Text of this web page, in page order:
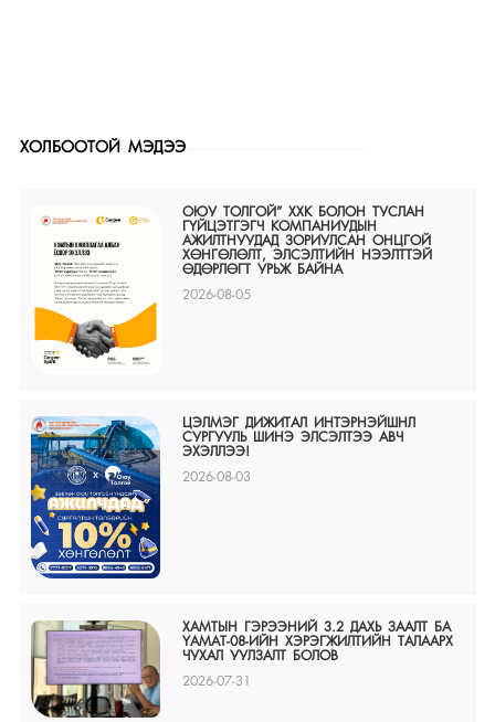
ХОЛБООТОЙ МЭДЭЭ
ОЮУ ТОЛГОЙ” ХХК БОЛОН ТУСЛАН
ГҮЙЦЭТГЭГЧ КОМПАНИУДЫН
АЖИЛТНУУДАД ЗОРИУЛСАН ОНЦГОЙ
ХӨНГӨЛӨЛТ, ЭЛСЭЛТИЙН НЭЭЛТТЭЙ
ӨДӨРЛӨГТ УРЬЖ БАЙНА
2026-08-05
ЦЭЛМЭГ ДИЖИТАЛ ИНТЭРНЭЙШНЛ
СУРГУУЛЬ ШИНЭ ЭЛСЭЛТЭЭ АВЧ
ЭХЭЛЛЭЭ!
2026-08-03
ХАМТЫН ГЭРЭЭНИЙ 3.2 ДАХЬ ЗААЛТ БА
ҮАМАТ-08-ИЙН ХЭРЭГЖИЛТИЙН ТАЛААРХ
ЧУХАЛ УУЛЗАЛТ БОЛОВ
2026-07-31